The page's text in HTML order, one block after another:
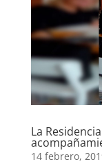
La
14 febrero,